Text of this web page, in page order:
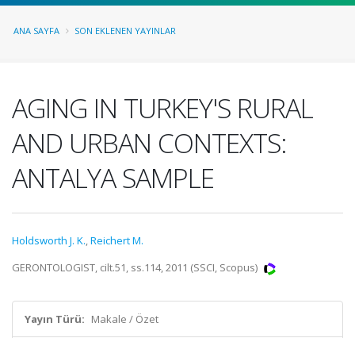
ANA SAYFA SON EKLENEN YAYINLAR
AGING IN TURKEY'S RURAL
AND URBAN CONTEXTS:
ANTALYA SAMPLE
Holdsworth J. K.,Reichert M.
GERONTOLOGIST, cilt.51, ss.114, 2011 (SSCI, Scopus)
Yayın Türü: Makale / Özet